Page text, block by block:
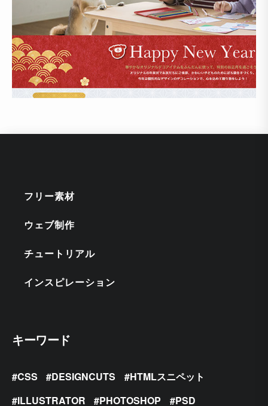
フリー素材
ウェブ制作
チュートリアル
インスピレーション
キーワード
CSS DESIGNCUTS
HTMLスニペット
ILLUSTRATOR
PHOTOSHOP
PSD